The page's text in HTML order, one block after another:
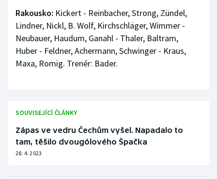
Rakousko: Kickert - Reinbacher, Strong, Zündel,
Lindner, Nickl, B. Wolf, Kirchschläger, Wimmer -
Neubauer, Haudum, Ganahl - Thaler, Baltram,
Huber - Feldner, Achermann, Schwinger - Kraus,
Maxa, Romig. Trenér: Bader.
SOUVISEJÍCÍ ČLÁNKY
Zápas ve vedru Čechům vyšel. Napadalo to
tam, těšilo dvougólového Špačka
28. 4. 2023